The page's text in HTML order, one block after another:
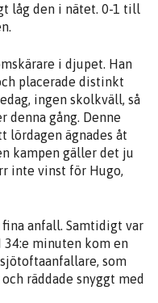
låg den i nätet. 0-1 till
i djupet. Han
placerade distinkt
ingen skolkväll, så
denna gång. Denne
lördagen ägnades åt
kampen gäller det ju
inte vinst för Hugo,
anfall. Samtidigt var
34:e minuten kom en
som
räddade snyggt med